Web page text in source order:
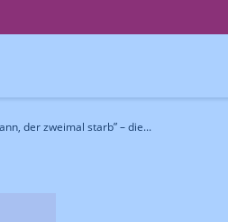
der zweimal starb” – die...